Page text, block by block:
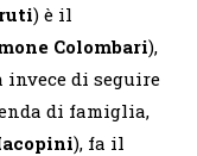
) è il
Colombari),
di seguire
di famiglia,
), fa il